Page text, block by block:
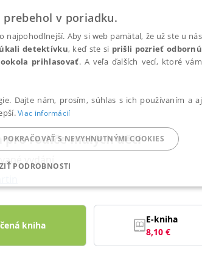
pro rodiče malých dětí
vydání
kniha
E-kniha
8,10 €
prebehol v poriadku.
najpohodlnejší. Aby si web pamätal, že už ste u nás
detektívku, keď ste si prišli pozrieť odbornú
prihlasovať. A veľa ďalších vecí, ktoré vám
Dajte nám, prosím, súhlas s ich používaním a aj
Viac informácií
POKRAČOVAŤ S NEVYHNUTNÝMI COOKIES
PODROBNOSTI
FUNKČNÉ NEZARADENÉ
správa účtu. Bez nevyhnutných súborov cookie nie je